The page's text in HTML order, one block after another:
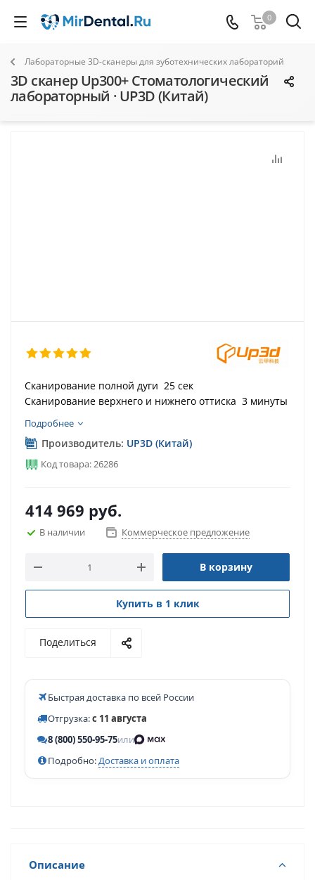
0
Лабораторные 3D-сканеры для зуботехнических лабораторий
3D сканер Up300+ Стоматологический
лабораторный · UP3D (Китай)
Сканирование полной дуги 25 сек
Сканирование верхнего и нижнего оттиска 3 минуты
Подробнее
Производитель: UP3D (Китай)
Код товара: 26286
414 969 руб.
В наличии Коммерческое предложение
В корзину
Купить в 1 клик
Поделиться
Быстрая доставка по всей России
Отгрузка:с 11 августа
8 (800) 550-95-75или
Подробно:Доставка и оплата
Описание